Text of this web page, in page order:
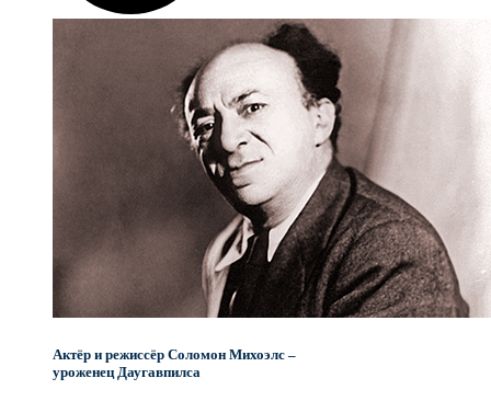
Актёр и режиссёр Соломон Михоэлс –
уроженец Даугавпилса